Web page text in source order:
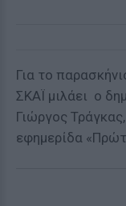
Για το
ΣΚΑΪ μιλάει ο
Γιώργος
εφημερίδα